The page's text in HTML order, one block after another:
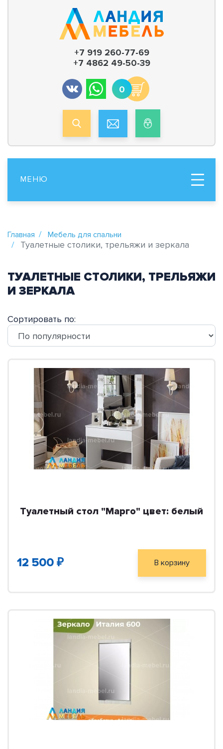
+7 919 260-77-69
+7 4862 49-50-39
0
МЕНЮ
Главная Мебель для спальни
Туалетные столики, трельяжи и зеркала
ТУАЛЕТНЫЕ СТОЛИКИ, ТРЕЛЬЯЖИ
И ЗЕРКАЛА
Сортировать по:
Туалетный стол "Марго" цвет: белый
12 500 ₽ В корзину